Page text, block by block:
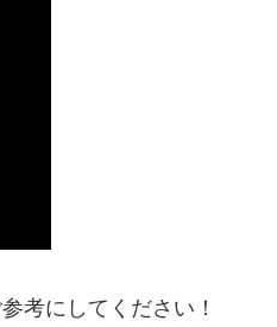
考にしてください！